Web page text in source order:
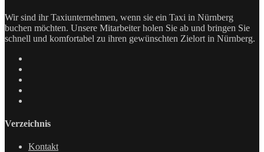
Wir sind ihr Taxiunternehmen, wenn sie ein Taxi in Nürnberg
buchen möchten. Unsere Mitarbeiter holen Sie ab und bringen Sie
schnell und komfortabel zu ihren gewünschten Zielort in Nürnberg.
Verzeichnis
Kontakt